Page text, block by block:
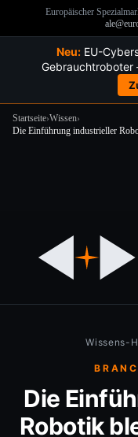
Europäischer
Neu: EU-
Startseite›Wissen›
Die Einführung industrieller
Wissens-
Die
Robotik